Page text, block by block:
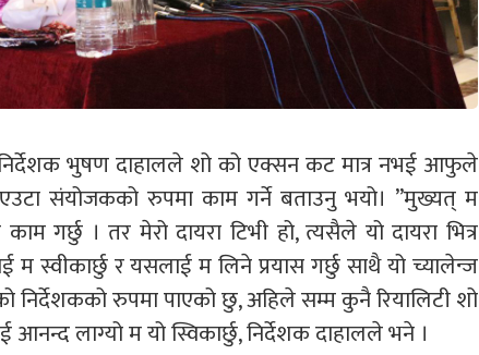
निर्देशक भुषण दाहालले शो को एक्सन कट मात्र नभई आफुले
संयोजकको रुपमा काम गर्ने बताउनु भयो। ’’मुख्यत् म
गर्छु । तर मेरो दायरा टिभी हो, त्यसैले यो दायरा भित्र
स्वीकार्छु र यसलाई म लिने प्रयास गर्छु साथै यो च्यालेन्ज
निर्देशकको रुपमा पाएको छु, अहिले सम्म कुनै रियालिटी शो
लाग्यो म यो स्विकार्छु, निर्देशक दाहालले भने ।